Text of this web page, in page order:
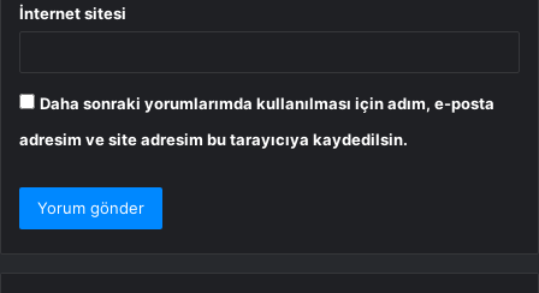
İnternet sitesi
Daha sonraki yorumlarımda kullanılması için adım, e-posta
adresim ve site adresim bu tarayıcıya kaydedilsin.